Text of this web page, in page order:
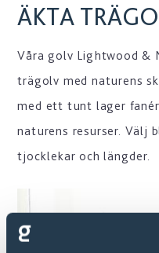
ÄKTA
Våra golv Lightwood &
trägolv med naturens
med ett tunt lager
naturens resurser. Välj
tjocklekar och längder.